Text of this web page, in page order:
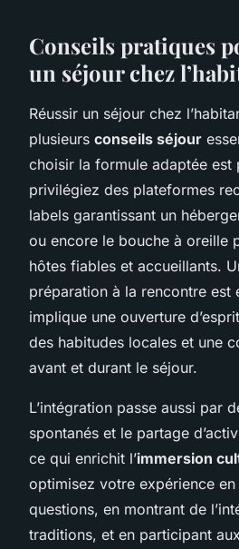
Conseils pratiques
un séjour chez
Réussir un séjour chez
plusieurs conseils séjour
choisir la formule adaptée est
privilégiez des plateformes
labels garantissant un
ou encore le bouche à oreille
hôtes fiables et accueillants.
préparation à la rencontre est
implique une ouverture
des habitudes locales et une
avant et durant le séjour.
L’intégration passe aussi par
spontanés et le partage
ce qui enrichit l’immersion
optimisez votre expérience
questions, en montrant de
traditions, et en participant